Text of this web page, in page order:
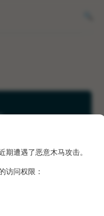
遭遇了恶意木马攻击。
访问权限：